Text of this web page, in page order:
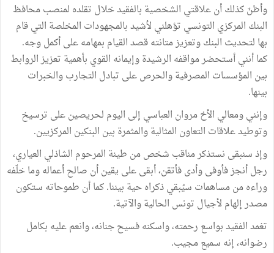
وأظنّ كذلك أن علاقتي الشخصية بالفقيد خلال تقلده لمنصب محافظ
البنك المركزي التونسي تؤهلني لأشيد بالمجهودات المخلصة التي قام
بها لتحديث البنك وتعزيز متانته قصد القيام بمهامه على أكمل وجه.
كما أنني أستحضر مواقفه الرشيدة وإيمانه القوي بأهمية تعزيز الروابط
بين المؤسسات المصرفية والحرص على تبادل التجارب والخبرات
بينها.
وإنني ومعالي الأخ مروان العباسي إلى اليوم لحريصين على ترسيخ
وتوطيد علاقات التعاون المثالية والمثمرة بين البنكين المركزيين.
وإذ سنبقى نستذكر مناقب شخص من طينة المرحوم الشاذلي العياري،
رجل أنجز فأوفى وأدى فأتقن، أبقى على يقين أن صالح أعماله وما خلّفه
وراءه من مساهمات سيُبقي ذكراه حية بيننا. كما أن طموحاته ستكون
مصدر إلهام لأجيال تونس الحالية والآتية.
تغمد الفقيد بواسع رحمته، واسكنه فسيح جنانه، وانعم عليه بكامل
رضوانه، إنه سميع مجيب.